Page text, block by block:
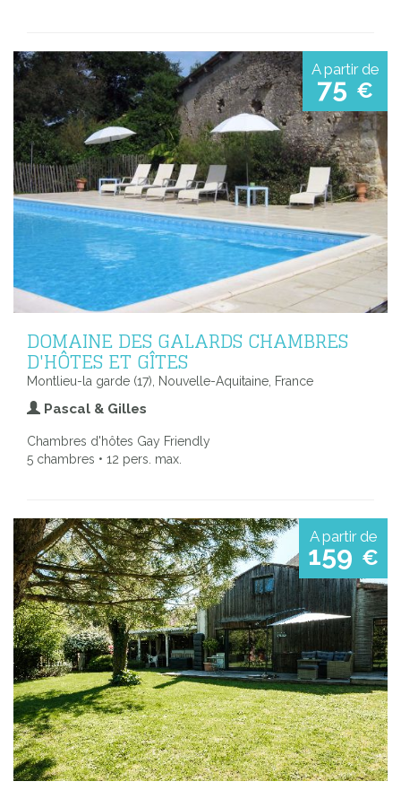
A partir de
75 €
DOMAINE DES GALARDS CHAMBRES
D'HÔTES ET GÎTES
Montlieu-la garde (17), Nouvelle-Aquitaine, France
Pascal & Gilles
Chambres d'hôtes Gay Friendly
5 chambres • 12 pers. max.
A partir de
159 €